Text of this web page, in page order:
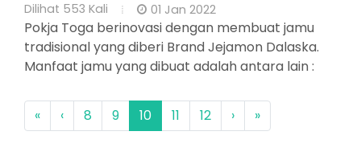
Dilihat 553 Kali 01 Jan 2022
Pokja Toga berinovasi dengan membuat jamu
tradisional yang diberi Brand Jejamon Dalaska.
Manfaat jamu yang dibuat adalah antara lain :
« ‹ 8 9 10 11 12 › »